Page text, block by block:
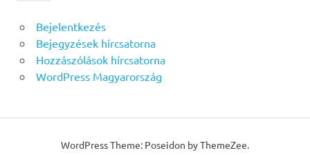
Bejelentkezés
Bejegyzések hírcsatorna
Hozzászólások hírcsatorna
WordPress Magyarország
WordPress Theme: Poseidon by ThemeZee.